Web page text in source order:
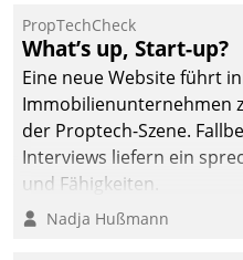
PropTechCheck
What’s up, Start-up?
Eine neue Website führt
Immobilienunternehmen
der Proptech-Szene.
Interviews liefern ein
und Fähigkeiten.
Nadja Hußmann